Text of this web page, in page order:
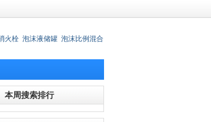
火栓 泡沫液储罐 泡沫比例混合
本周搜索排行